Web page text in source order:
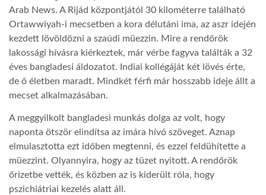
HÍR3D
TROPICALMAGAZIN
GLOBOTV
AFRIKA TUDÁSTÁR
A NAP SZÉPE
Arab News. A Rijád központjától 30 kilométerre található
Ortawwiyah-i mecsetben a kora délutáni ima, az aszr idején
kezdett lövöldözni a szaúdi müezzin. Mire a rendőrök
lakossági hívásra kiérkeztek, már vérbe fagyva találták a 32
éves bangladesi áldozatot. Indiai kollégáját két lövés érte,
de ő életben maradt. Mindkét férfi már hosszabb ideje állt a
mecset alkalmazásában.
A meggyilkolt bangladesi munkás dolga az volt, hogy
naponta ötször elindítsa az imára hívó szöveget. Aznap
elmulasztotta ezt időben megtenni, és ezzel feldühítette a
müezzint. Olyannyira, hogy az tüzet nyitott. A rendőrök
őrizetbe vették, és közben az is kiderült róla, hogy
pszichiátriai kezelés alatt áll.